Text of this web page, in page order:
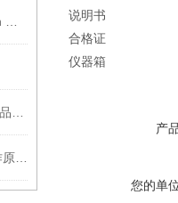
说明书
合格证
仪器箱
产
您的单